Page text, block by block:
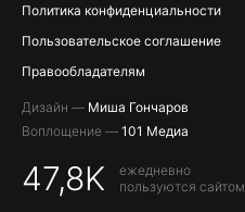
Политика конфиденциальности
Пользовательское соглашение
Правообладателям
Дизайн — Миша Гончаров
Воплощение — 101 Медиа
47,8K
ежедневно
пользуются сайтом